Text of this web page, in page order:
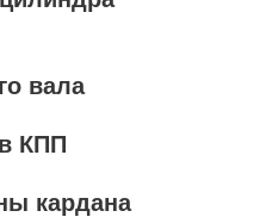
вала
КПП
кардана